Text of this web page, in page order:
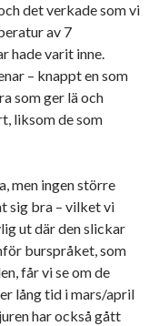
det verkade som vi
av 7
hade varit inne.
– knappt en som
som ger lä och
liksom de som
men ingen större
sig bra – vilket vi
ut där den slickar
burspråket, som
får vi se om de
lång tid i mars/april
har också gått